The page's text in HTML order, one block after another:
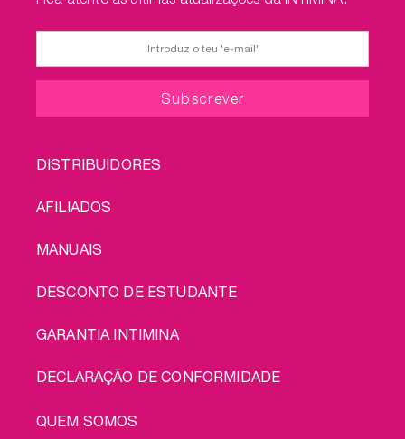
FOOTER
DISTRIBUIDORES
AFILIADOS
MANUAIS
DESCONTO DE ESTUDANTE
GARANTIA INTIMINA
DECLARAÇÃO DE CONFORMIDADE
LEGAL
QUEM SOMOS